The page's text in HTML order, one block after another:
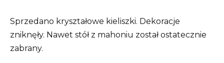
Sprzedano kryształowe kieliszki. Dekoracje
zniknęły. Nawet stół z mahoniu został ostatecznie
zabrany.